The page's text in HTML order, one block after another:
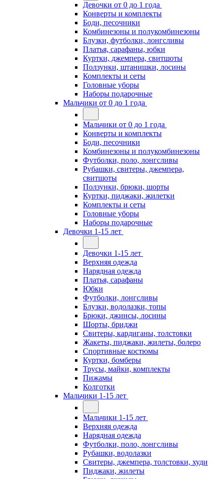
Девочки от 0 до 1 года
Конверты и комплекты
Боди, песочники
Комбинезоны и полукомбинезоны
Блузки, футболки, лонгсливы
Платья, сарафаны, юбки
Куртки, джемпера, свитшоты
Ползунки, штанишки, лосины
Комплекты и сеты
Головные уборы
Наборы подарочные
Мальчики от 0 до 1 года
Мальчики от 0 до 1 года
Конверты и комплекты
Боди, песочники
Комбинезоны и полукомбинезоны
Футболки, поло, лонгсливы
Рубашки, свитеры, джемпера,
свитшоты
Ползунки, брюки, шорты
Куртки, пиджаки, жилетки
Комплекты и сеты
Головные уборы
Наборы подарочные
Девочки 1-15 лет
Девочки 1-15 лет
Верхняя одежда
Нарядная одежда
Платья, сарафаны
Юбки
Футболки, лонгсливы
Блузки, водолазки, топы
Брюки, джинсы, лосины
Шорты, бриджи
Свитеры, кардиганы, толстовки
Жакеты, пиджаки, жилеты, болеро
Спортивные костюмы
Куртки, бомберы
Трусы, майки, комплекты
Пижамы
Колготки
Мальчики 1-15 лет
Мальчики 1-15 лет
Верхняя одежда
Нарядная одежда
Футболки, поло, лонгсливы
Рубашки, водолазки
Свитеры, джемпера, толстовки, худи
Пиджаки, жилеты